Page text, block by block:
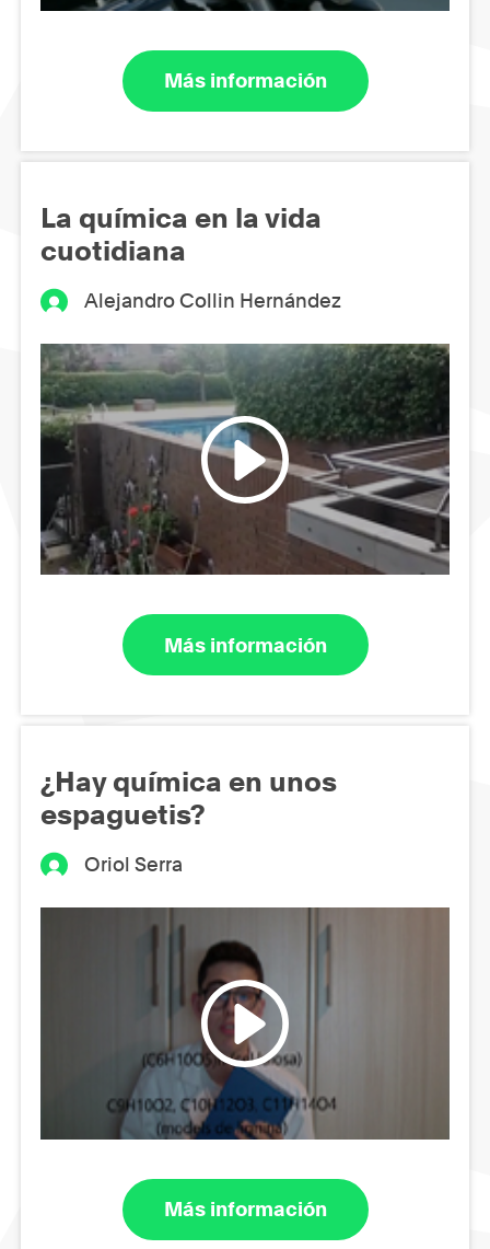
Más información
La química en la vida
cuotidiana
Alejandro Collin Hernández
Más información
¿Hay química en unos
espaguetis?
Oriol Serra
Más información